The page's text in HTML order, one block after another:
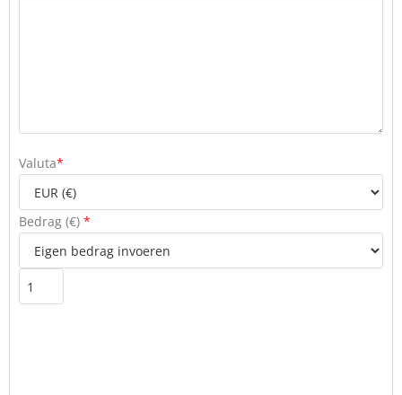
Valuta*
Bedrag (€) *